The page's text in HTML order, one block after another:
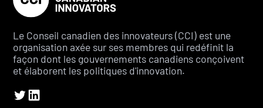
Le Conseil canadien des innovateurs (CCI) est une
organisation axée sur ses membres qui redéfinit la
façon dont les gouvernements canadiens conçoivent
et élaborent les politiques d'innovation.